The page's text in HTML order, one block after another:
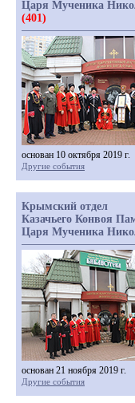
Царя Мученика
(401)
основан 10 октября 2019 г.
Другие события
Крымский отдел
Казачьего Конвоя
Царя Мученика
основан 21 ноября 2019 г.
Другие события